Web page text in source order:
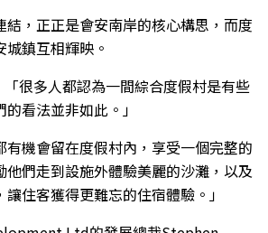
結，正正是會安南岸的核心構思，而度
鎮互相輝映。
很多人都認為一間綜合度假村是有些
看法並非如此。」
有機會留在度假村內，享受一個完整的
他們走到設施外體驗美麗的沙灘，以及
住客獲得更難忘的住宿體驗。」